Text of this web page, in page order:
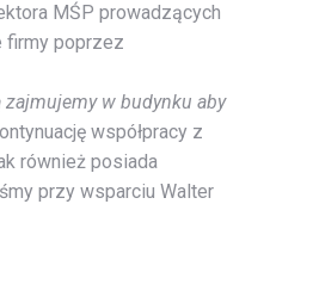
MŚP prowadzących
firmy poprzez
zajmujemy w budynku aby
współpracy z
również posiada
przy wsparciu Walter